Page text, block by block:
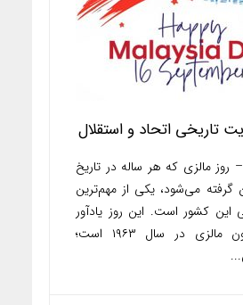
تاریخی اتحاد و استقلال
روز مالزی که هر ساله در تاریخ
گرفته می‌شود، یکی از مهم‌ترین
کشور است. این روز یادآور
تشکیل فدراسیون مالزی در سال ۱۹۶۳ است؛